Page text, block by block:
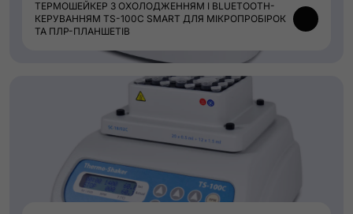
ТЕРМОШЕЙКЕР З ОХОЛОДЖЕННЯМ І BLUETOOTH-
КЕРУВАННЯМ TS-100C SMART ДЛЯ МІКРОПРОБІРОК
ТА ПЛР-ПЛАНШЕТІВ